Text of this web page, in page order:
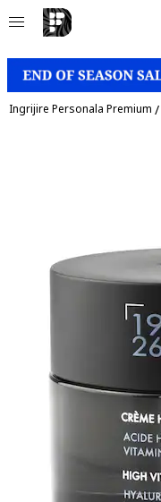
Ingrijire Personala Premium /